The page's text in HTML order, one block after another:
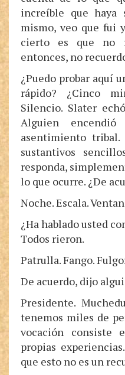
increíble que haya
mismo, veo que fui
cierto es que no
entonces, no
¿Puedo probar aquí
rápido? ¿Cinco
Silencio. Slater
Alguien
asentimiento
sustantivos
responda,
lo que ocurre. ¿De
Noche. Escala.
¿Ha hablado usted
Todos rieron.
Patrulla. Fango.
De acuerdo, dijo
Presidente.
tenemos miles de
vocación consiste
propias
que esto no es un